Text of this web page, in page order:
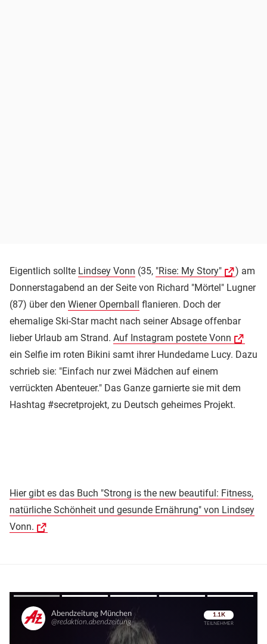
Eigentlich sollte Lindsey Vonn (35, "Rise: My Story"
) am
Donnerstagabend an der Seite von Richard "Mörtel" Lugner
(87) über den Wiener Opernball flanieren. Doch der
ehemalige Ski-Star macht nach seiner Absage offenbar
lieber Urlaub am Strand. Auf Instagram postete Vonn
ein Selfie im roten Bikini samt ihrer Hundedame Lucy. Dazu
schrieb sie: "Einfach nur zwei Mädchen auf einem
verrückten Abenteuer." Das Ganze garnierte sie mit dem
Hashtag #secretprojekt, zu Deutsch geheimes Projekt.
Hier gibt es das Buch "Strong is the new beautiful: Fitness,
natürliche Schönheit und gesunde Ernährung" von Lindsey
Vonn.
Überspringen